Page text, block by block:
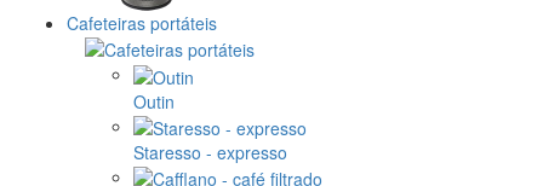
Cafeteiras portáteis
Outin
Staresso - expresso